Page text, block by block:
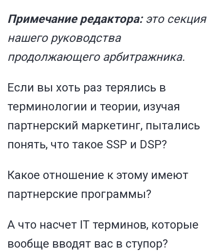
Примечание редактора:это секция
нашего руководства
продолжающего арбитражника.
Если вы хоть раз терялись в
терминологии и теории, изучая
партнерский маркетинг, пытались
понять, что такое SSP и DSP?
Какое отношение к этому имеют
партнерские программы?
А что насчет IT терминов, которые
вообще вводят вас в ступор?